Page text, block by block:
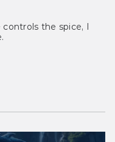
the spice, I